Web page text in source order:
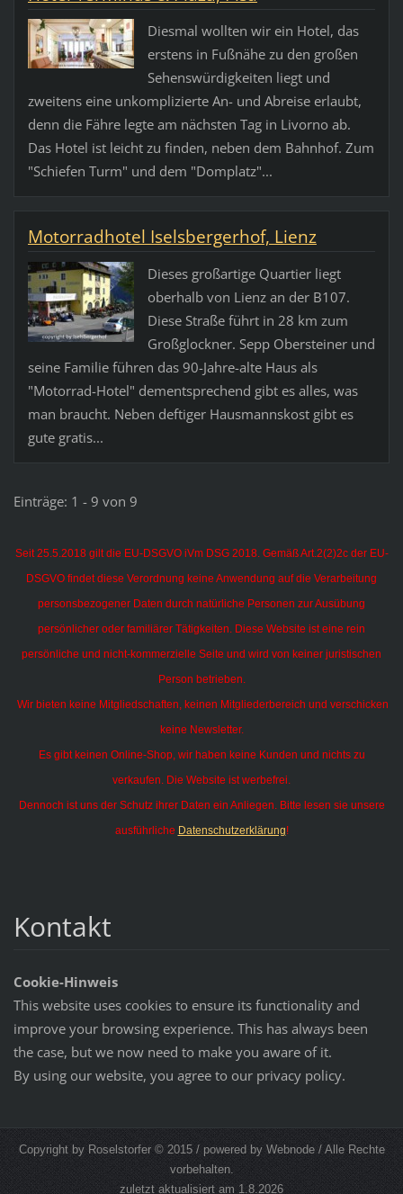
Diesmal wollten wir ein Hotel, das
erstens in Fußnähe zu den großen
Sehenswürdigkeiten liegt und
zweitens eine unkomplizierte An- und Abreise erlaubt,
denn die Fähre legte am nächsten Tag in Livorno ab.
Das Hotel ist leicht zu finden, neben dem Bahnhof. Zum
"Schiefen Turm" und dem "Domplatz"...
Motorradhotel Iselsbergerhof, Lienz
Dieses großartige Quartier liegt
oberhalb von Lienz an der B107.
Diese Straße führt in 28 km zum
Großglockner. Sepp Obersteiner und
seine Familie führen das 90-Jahre-alte Haus als
"Motorrad-Hotel" dementsprechend gibt es alles, was
man braucht. Neben deftiger Hausmannskost gibt es
gute gratis...
Einträge: 1 - 9 von 9
Seit 25.5.2018 gilt die EU-DSGVO iVm DSG 2018. Gemäß Art.2(2)2c der EU-
DSGVO findet diese Verordnung keine Anwendung auf die Verarbeitung
personsbezogener Daten durch natürliche Personen zur Ausübung
persönlicher oder familiärer Tätigkeiten. Diese Website ist eine rein
persönliche und nicht-kommerzielle Seite und wird von keiner juristischen
Person betrieben.
Wir bieten keine Mitgliedschaften, keinen Mitgliederbereich und verschicken
keine Newsletter.
Es gibt keinen Online-Shop, wir haben keine Kunden und nichts zu
verkaufen. Die Website ist werbefrei.
Dennoch ist uns der Schutz ihrer Daten ein Anliegen. Bitte lesen sie unsere
ausführliche Datenschutzerklärung!
Kontakt
Cookie-Hinweis
This website uses cookies to ensure its functionality and
improve your browsing experience. This has always been
the case, but we now need to make you aware of it.
By using our website, you agree to our privacy policy.
Copyright by Roselstorfer © 2015 / powered by Webnode / Alle Rechte
vorbehalten.
zuletzt aktualisiert am 1.8.2026